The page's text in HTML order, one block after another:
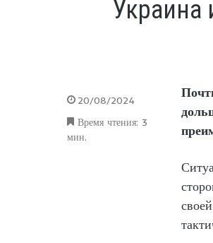
Украина
20/08/2024
Время чтения: 3
мин.